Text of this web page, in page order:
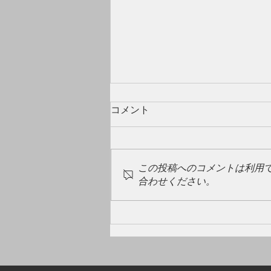
GW明け🎏ペイアウト率UPし
コメント
この投稿へのコメントは利用
合わせください。